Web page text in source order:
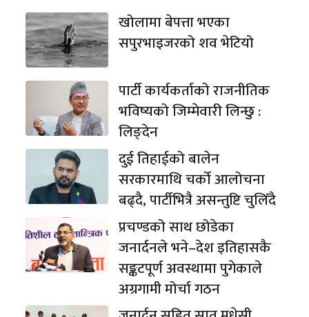
खोलामा बेपत्ता भएका
सपुरभाइजरको शव भेटियो
पार्टी कार्यकर्ताको राजनीतिक
भविष्यको जिम्मेवारी लिन्छु :
लिङ्देन
दुई तिहाईको बालेन
सरकारमाथि चर्को आलोचना
बढ्दै, पार्टीभित्रै असन्तुष्टि चुलिँदै
प्रचण्डको साथ छोडेका
जनार्दनले भने–देश इतिहासकै
सङ्कटपूर्ण अवस्थामा पुगेकाले
अग्रगामी मोर्चा गठन